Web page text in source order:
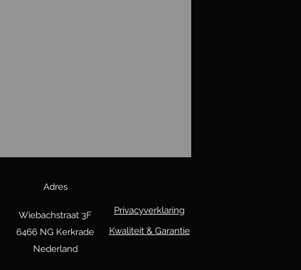
Adres
Wiebachstraat 3F
6466 NG Kerkrade
Nederland
Privacyverklaring
Kwaliteit & Garantie